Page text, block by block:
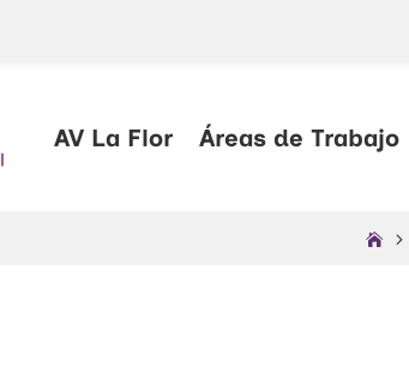
AV La Flor Áreas de Trabajo